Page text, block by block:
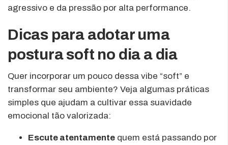
agressivo e da pressão por alta performance.
Dicas para adotar uma
postura soft no dia a dia
Quer incorporar um pouco dessa vibe “soft” e
transformar seu ambiente? Veja algumas práticas
simples que ajudam a cultivar essa suavidade
emocional tão valorizada:
Escute atentamente quem está passando por